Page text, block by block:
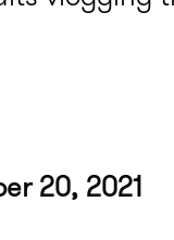
20, 2021